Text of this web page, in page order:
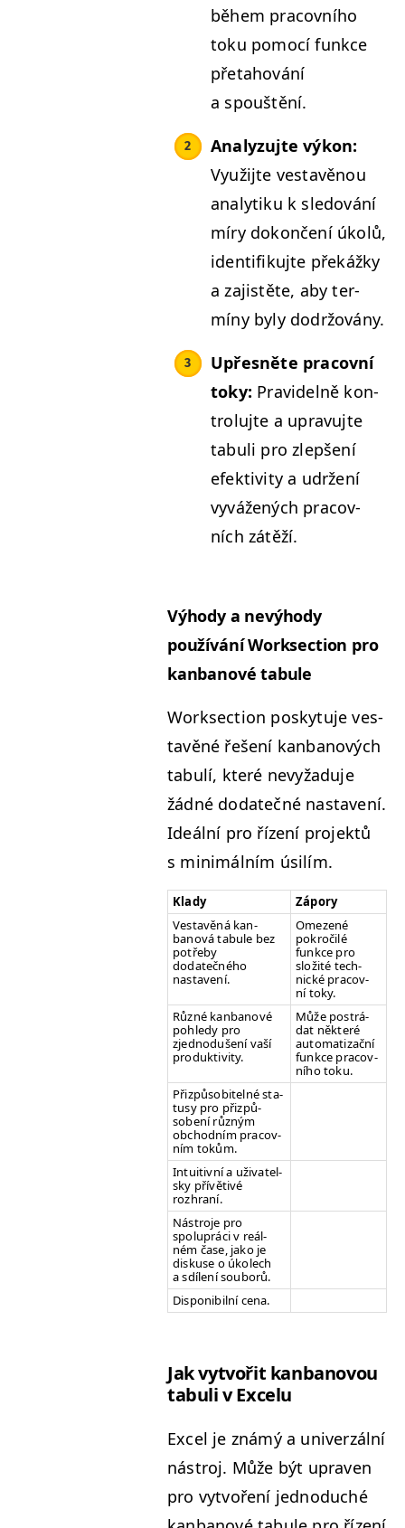
během pra­cov­ního
toku pomocí funkce
pře­ta­hování
a spouštění.
Ana­lyzu­jte výkon:
Využi­jte ves­tavě­nou
ana­lytiku k sle­dování
míry dokončení úkolů,
iden­ti­fiku­jte překážky
a zajistěte, aby ter­
míny byly dodržovány.
Upřes­něte pra­cov­ní
toky: Pravidel­ně kon­
trolu­jte a upravu­jte
tab­u­li pro zlepšení
efek­tiv­i­ty a udržení
vyvážených pra­cov­
ních zátěží.
Výhody a nevýhody
používání Work­sec­tion pro
kan­banové tabule
Work­sec­tion posky­tu­je ves­
tavěné řešení kan­banových
tab­ulí, které nevyžadu­je
žád­né dodatečné nas­tavení.
Ideál­ní pro řízení pro­jek­tů
s min­imál­ním úsilím.
Kla­dy
Zápory
Ves­tavěná kan­
banová tab­ule bez
potře­by
dodatečného
nastavení.
Omezené
pokročilé
funkce pro
složité tech­
nické pra­cov­
ní toky.
Různé kan­banové
pohledy pro
zjednodušení vaší
produktivity.
Může postrá­
dat něk­teré
autom­a­ti­za­ční
funkce pra­cov­
ního toku.
Přizpů­so­bitel­né sta­
tusy pro přizpů­
sobení různým
obchod­ním pra­cov­
ním tokům.
Intu­itivní a uži­va­tel­
sky přívě­tivé
rozhraní.
Nástro­je pro
spoluprá­ci v reál­
ném čase, jako je
diskuse o úkolech
a sdílení souborů.
Disponi­bil­ní cena.
Jak vytvořit kan­banovou
tab­u­li v Excelu
Excel je známý a uni­verzál­ní
nástroj. Může být upraven
pro vytvoření jednoduché